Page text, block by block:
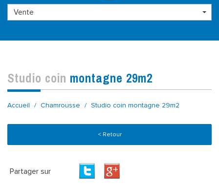
Vente
studio coin montagne 29m2
Accueil Chamrousse Studio coin montagne 29m2
< Retour
Partager sur